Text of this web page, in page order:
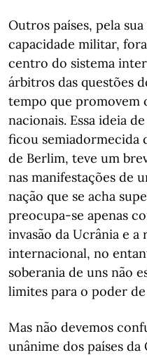
Outros países, pela
capacidade militar,
centro do sistema
árbitros das questões
tempo que promovem
nacionais. Essa ideia
ficou semiadormecida
de Berlim, teve um
nas manifestações de
nação que se acha
preocupa-se apenas
invasão da Ucrânia e
internacional, no
soberania de uns não
limites para o poder
Mas não devemos
unânime dos países da